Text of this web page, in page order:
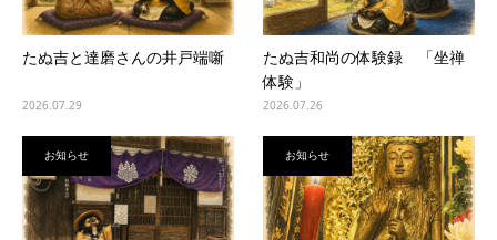
たぬ吉と達磨さんの井戸端噺
2026.07.29
たぬ吉和尚の体験録 「坐禅
体験」
2026.07.26
お知らせ お知らせ